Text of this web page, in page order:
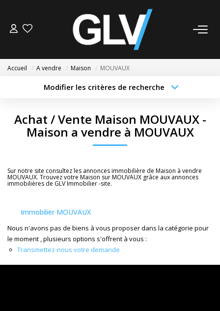
SYNDIC
NOS AGENCES
Nos Actualités
Accueil A vendre Maison MOUVAUX
Modifier les critères de recherche
Sélectionnez...
Type de bien
Surface min
Créer une alerte
Achat / Vente Maison MOUVAUX -
Maison a vendre à MOUVAUX
Sur notre site consultez les annonces immobilière de Maison à vendre
MOUVAUX. Trouvez votre Maison sur MOUVAUX grâce aux annonces
immobilières de GLV Immobilier -site.
Immobilier MOUVAUX
Nous n'avons pas de biens à vous proposer dans la catégorie pour
le moment , plusieurs options s'offrent à vous :
Transmettez-nous votre demande